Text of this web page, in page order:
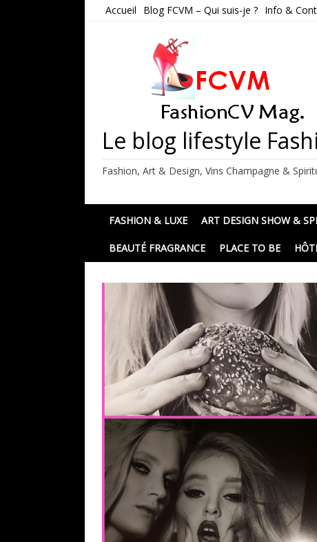
Accueil Blog FCVM – Qui suis-je ? Info &
Le blog lifestyle
Fashion, Art & Design, Vins Champagne &
FASHION & LUXE ART DESIGN SHOW &
BEAUTÉ FRAGRANCE PLACE TO BE